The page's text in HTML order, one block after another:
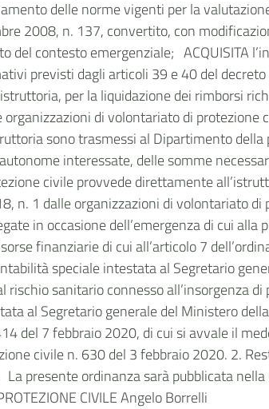
delle norme vigenti per la
2008, n. 137, convertito, con
del contesto emergenziale; ACQUISITA
previsti dagli articoli 39 e 40 del
per la liquidazione dei rimborsi
di volontariato di
sono trasmessi al Dipartimento
interessate, delle somme
civile provvede direttamente
n. 1 dalle organizzazioni di volontariato
in occasione dell’emergenza di cui alla
finanziarie di cui all’articolo 7
speciale intestata al Segretario
rischio sanitario connesso all’insorgenza
al Segretario generale del Ministero
del 7 febbraio 2020, di cui si avvale il
civile n. 630 del 3 febbraio 2020. 2.
presente ordinanza sarà pubblicata
CIVILE Angelo Borrelli